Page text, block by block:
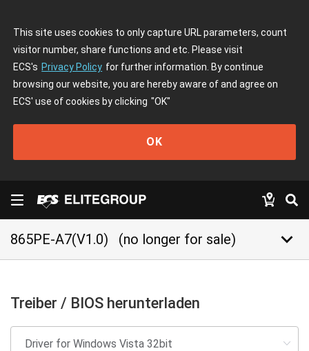
This site uses cookies to only capture URL parameters, count
visitor number, share functions and etc. Please visit
ECS's Privacy Policy for further information. By continue
browsing our website, you are hereby aware of and agree on
ECS' use of cookies by clicking "OK"
OK
865PE-A7(V1.0) (no longer for sale) keyboard_arrow_down
Treiber / BIOS herunterladen